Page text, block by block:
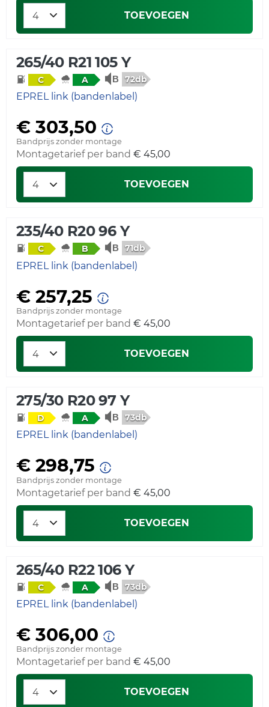
TOEVOEGEN
265/40 R21 105 Y
C A 72db
EPREL link (bandenlabel)
€ 303,50
Bandprijs zonder montage
Montagetarief per band € 45,00
TOEVOEGEN
235/40 R20 96 Y
C B 71db
EPREL link (bandenlabel)
€ 257,25
Bandprijs zonder montage
Montagetarief per band € 45,00
TOEVOEGEN
275/30 R20 97 Y
D A 73db
EPREL link (bandenlabel)
€ 298,75
Bandprijs zonder montage
Montagetarief per band € 45,00
TOEVOEGEN
265/40 R22 106 Y
C A 73db
EPREL link (bandenlabel)
€ 306,00
Bandprijs zonder montage
Montagetarief per band € 45,00
TOEVOEGEN